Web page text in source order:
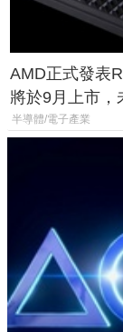
AMD正式發表
將於9月上市，
Max系列處理器
半導體/電子產業